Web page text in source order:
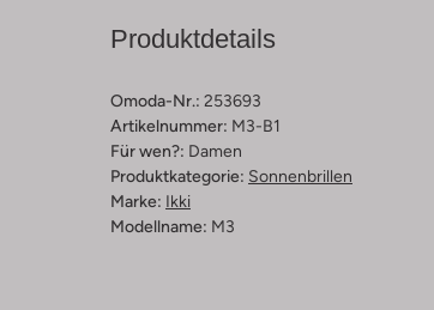
Produktdetails
Omoda-Nr.: 253693
Artikelnummer: M3-B1
Für wen?: Damen
Produktkategorie: Sonnenbrillen
Marke: Ikki
Modellname: M3